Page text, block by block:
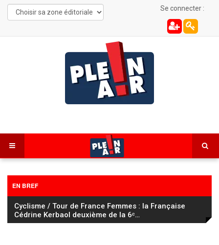
Se connecter :
EN BREF
Cyclisme / Tour de France Femmes : la Française
Cédrine Kerbaol deuxième de la 6ᵉ…